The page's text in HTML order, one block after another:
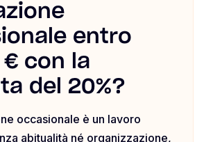
entro
con la
del 20%?
occasionale è un lavoro
abitualità né organizzazione,